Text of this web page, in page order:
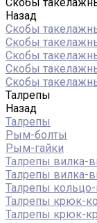
Назад
Скобы
Скобы
Скобы
Скобы
Скобы
Талрепы
Назад
Талрепы
Рым-болты
Рым-гайки
Талрепы вилка-
Талрепы вилка-
Талрепы
Талрепы крюк-
Талрепы крюк-